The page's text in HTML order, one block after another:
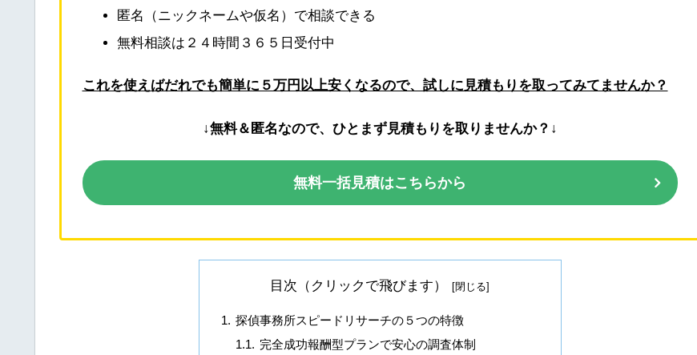
匿名（ニックネームや仮名）で相談できる
無料相談は２４時間３６５日受付中
これを使えばだれでも簡単に５万円以上安くなるので、試しに見積もりを取ってみてませんか？
↓無料＆匿名なので、ひとまず見積もりを取りませんか？↓
無料一括見積はこちらから
目次（クリックで飛びます）
探偵事務所スピードリサーチの５つの特徴
完全成功報酬型プランで安心の調査体制